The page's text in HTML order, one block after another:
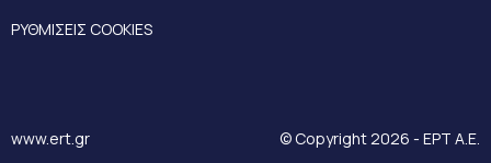
ΡΥΘΜΙΣΕΙΣ COOKIES
www.ert.gr © Copyright 2026 - ΕΡΤ Α.Ε.